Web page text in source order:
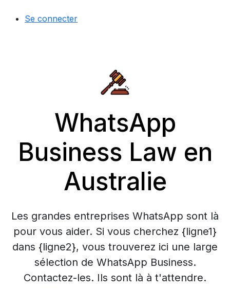
Se connecter
WhatsApp
Business Law en
Australie
Les grandes entreprises WhatsApp sont là
pour vous aider. Si vous cherchez {ligne1}
dans {ligne2}, vous trouverez ici une large
sélection de WhatsApp Business.
Contactez-les. Ils sont là à t'attendre.